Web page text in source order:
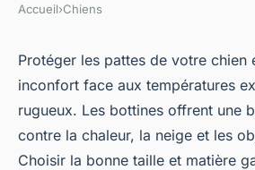
Bottine chien : le
essentiel pour
pattes de votre
Salomé• 21 juin 2025•6 min de lecture
Accueil›Chiens
Protéger les pattes de votre chien
inconfort face aux températures
rugueux. Les bottines offrent une
contre la chaleur, la neige et les
Choisir la bonne taille et matière